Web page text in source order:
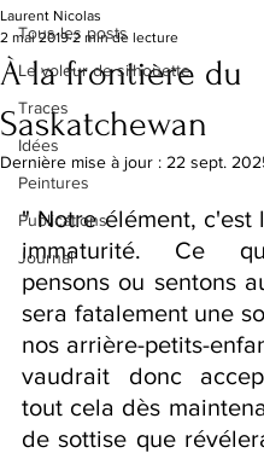
Tous les posts
Le voleur de silhouette
Traces
Idées
Peintures
Publications
Journal
À la frontière du
Saskatchewan
Laurent Nicolas
2 mai 2019 2 min de lecture
Dernière mise à jour : 22 sept.
" Notre élément, c'est
immaturité. Ce
pensons ou sentons
sera fatalement une
nos arrière-petits-
vaudrait donc
tout cela dès
de sottise que